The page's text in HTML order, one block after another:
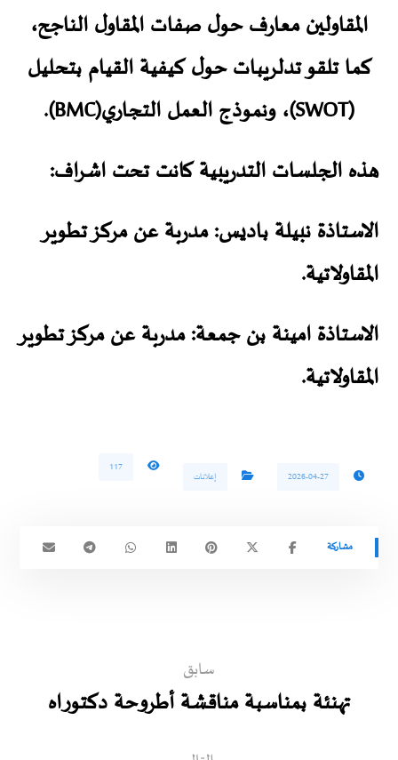
المقاولين معارف حول صفات المقاول الناجح،
كما تلقو تدلريبات حول كيفية القيام بتحليل
(SWOT)، ونموذج العمل التجاري(BMC).
هذه الجلسات التدريبية كانت تحت اشراف:
الاستاذة نبيلة باديس: مدربة عن مركز تطوير
المقاولاتية.
الاستاذة امينة بن جمعة: مدربة عن مركز تطوير
المقاولاتية.
2026-04-27 إعلانات
117
سابق
تهنئة بمناسبة مناقشة أطروحة دكتوراه